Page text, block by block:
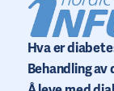
Hva er
Behandling av